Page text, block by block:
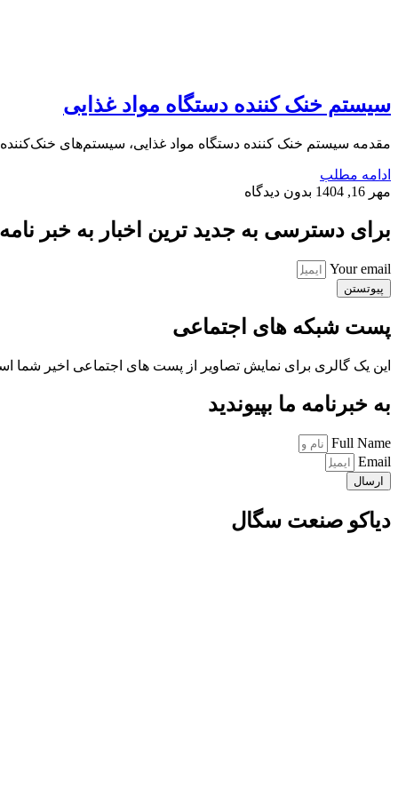
سیستم خنک ‌کننده دستگاه مواد غذایی
مقدمه سیستم خنک ‌کننده دستگاه مواد غذایی، سیستم‌های خنک‌کننده
ادامه مطلب
مهر 16, 1404
بدون دیدگاه
برای دسترسی به جدید ترین اخبار به خبر نامه
Your email
پیوتستن
پست شبکه های اجتماعی
این یک گالری برای نمایش تصاویر از پست های اجتماعی اخیر شما
به خبرنامه ما بپیوندید
Full Name
Email
ارسال
دیاکو صنعت سگال